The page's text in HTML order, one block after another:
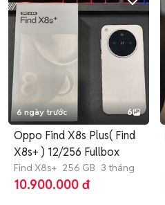
6 ngày trước 6
Oppo Find X8s Plus( Find
X8s+ ) 12/256 Fullbox
Find X8s+ 256 GB 3 tháng
10.900.000 đ